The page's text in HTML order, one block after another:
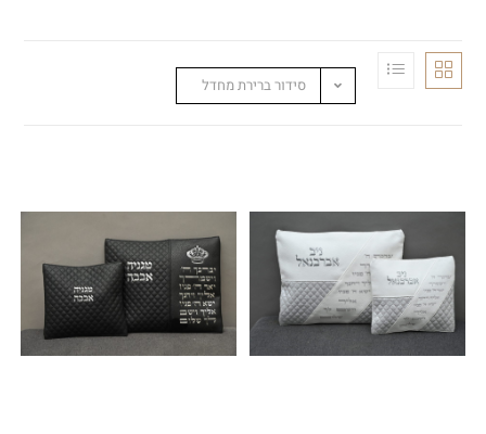
סידור ברירת מחדל